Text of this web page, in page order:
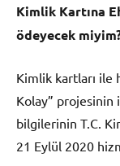
Kimlik Kartına
ödeyecek
Kimlik kartları ile
Kolay” projesinin
bilgilerinin T.C.
21 Eylül 2020